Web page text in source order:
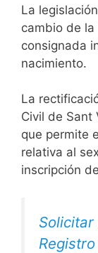
La
cambio de
consignada
nacimiento.
La
Civil de Sant
que permite
relativa al
inscripción